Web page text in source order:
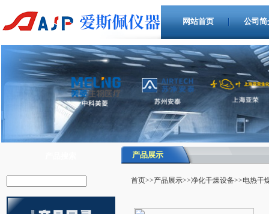
网站首页 公司简
产品展示
首页>>产品展示>>净化干燥设备>>电热干